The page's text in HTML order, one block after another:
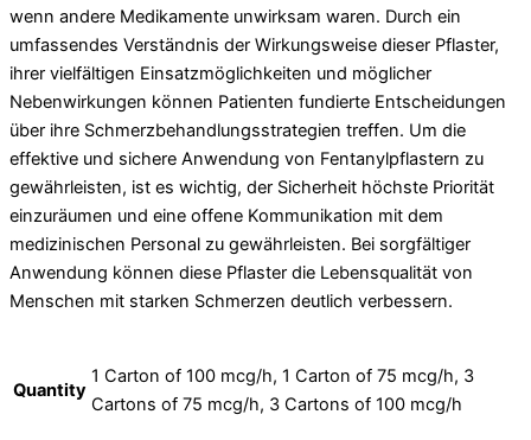
wenn andere Medikamente unwirksam waren. Durch ein
umfassendes Verständnis der Wirkungsweise dieser Pflaster,
ihrer vielfältigen Einsatzmöglichkeiten und möglicher
Nebenwirkungen können Patienten fundierte Entscheidungen
über ihre Schmerzbehandlungsstrategien treffen. Um die
effektive und sichere Anwendung von Fentanylpflastern zu
gewährleisten, ist es wichtig, der Sicherheit höchste Priorität
einzuräumen und eine offene Kommunikation mit dem
medizinischen Personal zu gewährleisten. Bei sorgfältiger
Anwendung können diese Pflaster die Lebensqualität von
Menschen mit starken Schmerzen deutlich verbessern.
Quantity
1 Carton of 100 mcg/h, 1 Carton of 75 mcg/h, 3
Cartons of 75 mcg/h, 3 Cartons of 100 mcg/h